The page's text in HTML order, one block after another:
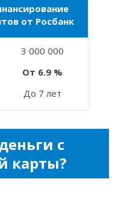
от Росбанк
3 000 000
6.9
До 7 лет
с
карты?